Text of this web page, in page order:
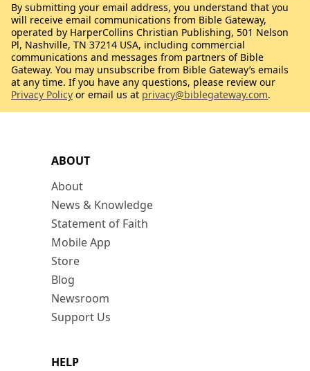
ABOUT
About
News & Knowledge
Statement of Faith
Mobile App
Store
Blog
Newsroom
Support Us
HELP
By submitting your email address, you understand that you
will receive email communications from Bible Gateway,
operated by HarperCollins Christian Publishing, 501 Nelson
Pl, Nashville, TN 37214 USA, including commercial
communications and messages from partners of Bible
Gateway. You may unsubscribe from Bible Gateway’s emails
at any time. If you have any questions, please review our
Privacy Policy or email us at privacy@biblegateway.com.